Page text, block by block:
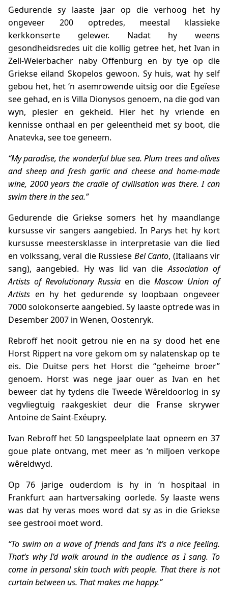
Gedurende sy laaste jaar op die verhoog het hy
ongeveer 200 optredes, meestal klassieke
kerkkonserte gelewer. Nadat hy weens
gesondheidsredes uit die kollig getree het, het Ivan in
Zell-Weierbacher naby Offenburg en by tye op die
Griekse eiland Skopelos gewoon. Sy huis, wat hy self
gebou het, het ‘n asemrowende uitsig oor die Egeïese
see gehad, en is Villa Dionysos genoem, na die god van
wyn, plesier en gekheid. Hier het hy vriende en
kennisse onthaal en per geleentheid met sy boot, die
Anatevka, see toe geneem.
“My paradise, the wonderful blue sea. Plum trees and olives
and sheep and fresh garlic and cheese and home-made
wine, 2000 years the cradle of civilisation was there. I can
swim there in the sea.”
Gedurende die Griekse somers het hy maandlange
kursusse vir sangers aangebied. In Parys het hy kort
kursusse meestersklasse in interpretasie van die lied
en volkssang, veral die Russiese Bel Canto, (Italiaans vir
sang), aangebied. Hy was lid van dieAssociation of
Artists of Revolutionary Russia en die Moscow Union of
Artists en hy het gedurende sy loopbaan ongeveer
7000 solokonserte aangebied. Sy laaste optrede was in
Desember 2007 in Wenen, Oostenryk.
Rebroff het nooit getrou nie en na sy dood het ene
Horst Rippert na vore gekom om sy nalatenskap op te
eis. Die Duitse pers het Horst die “geheime broer”
genoem. Horst was nege jaar ouer as Ivan en het
beweer dat hy tydens die Tweede Wêreldoorlog in sy
vegvliegtuig raakgeskiet deur die Franse skrywer
Antoine de Saint-Exéupry.
Ivan Rebroff het 50 langspeelplate laat opneem en 37
goue plate ontvang, met meer as ‘n miljoen verkope
wêreldwyd.
Op 76 jarige ouderdom is hy in ‘n hospitaal in
Frankfurt aan hartversaking oorlede. Sy laaste wens
was dat hy veras moes word dat sy as in die Griekse
see gestrooi moet word.
“To swim on a wave of friends and fans it’s a nice feeling.
That’s why I’d walk around in the audience as I sang. To
come in personal skin touch with people. That there is not
curtain between us. That makes me happy.”